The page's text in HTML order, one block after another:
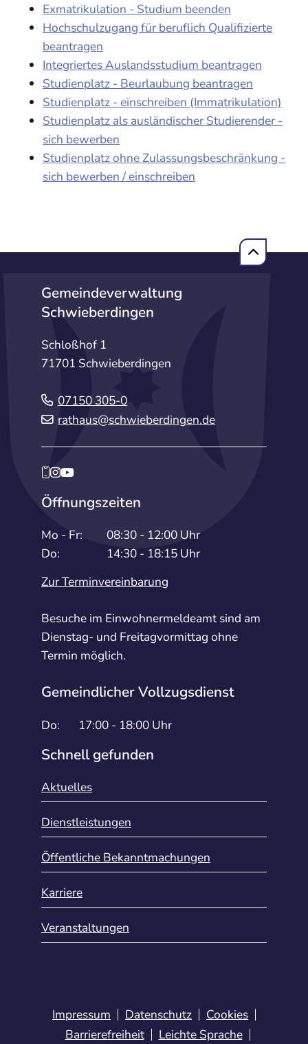
Exmatrikulation - Studium beenden
Hochschulzugang für beruflich Qualifizierte
beantragen
Integriertes Auslandsstudium beantragen
Studienplatz - Beurlaubung beantragen
Studienplatz - einschreiben (Immatrikulation)
Studienplatz als ausländischer Studierender -
sich bewerben
Studienplatz ohne Zulassungsbeschränkung -
sich bewerben / einschreiben
Gemeindeverwaltung
Schwieberdingen
Schloßhof 1
71701 Schwieberdingen
07150 305-0
rathaus@schwieberdingen.de
Öffnungszeiten
Mo - Fr:
08:30 - 12:00 Uhr
Do:
14:30 - 18:15 Uhr
Zur Terminvereinbarung
Besuche im Einwohnermeldeamt sind am
Dienstag- und Freitagvormittag ohne
Termin möglich.
Gemeindlicher Vollzugsdienst
Do: 17:00 - 18:00 Uhr
Schnell gefunden
Aktuelles
Dienstleistungen
Öffentliche Bekanntmachungen
Karriere
Veranstaltungen
Impressum Datenschutz
Cookies
Barrierefreiheit
Leichte Sprache